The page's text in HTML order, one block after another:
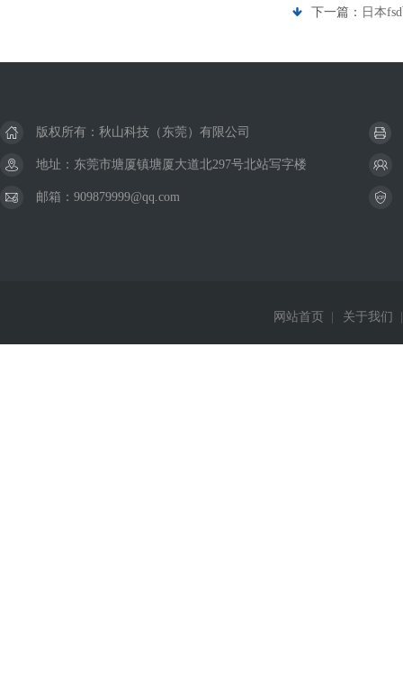
下一篇： 日本
版权所有：秋山科技（东莞）有限公司
地址：东莞市塘厦镇塘厦大道北297号北站写字楼
邮箱：909879999@qq.com
网站首页 关于我们